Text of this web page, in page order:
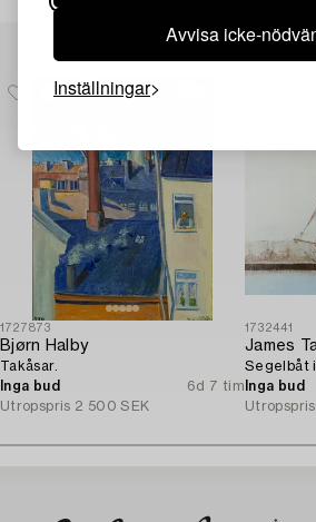
Avvisa icke-
Inställningar
Andra har även
1727873
Bjørn Halby
Takåsar.
Inga bud
6d 7 tim
Utropspris 2 500 SEK
1732441
James
Segelbåt i
Inga bud
Utropspris